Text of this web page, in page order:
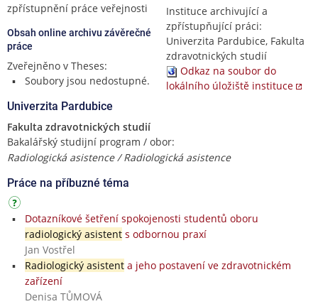
zpřístupnění práce veřejnosti
Obsah online archivu závěrečné
práce
Zveřejněno v Theses:
Soubory jsou nedostupné.
Instituce archivující a
zpřístupňující práci:
Univerzita Pardubice, Fakulta
zdravotnických studií
Odkaz na soubor do
lokálního úložiště instituce
Univerzita Pardubice
Fakulta zdravotnických studií
Bakalářský studijní program / obor:
Radiologická asistence / Radiologická asistence
Práce na příbuzné téma
Dotazníkové šetření spokojenosti studentů oboru
radiologický asistents odbornou praxí
Jan Vostřel
Radiologický asistenta jeho postavení ve zdravotnickém
zařízení
Denisa TŮMOVÁ